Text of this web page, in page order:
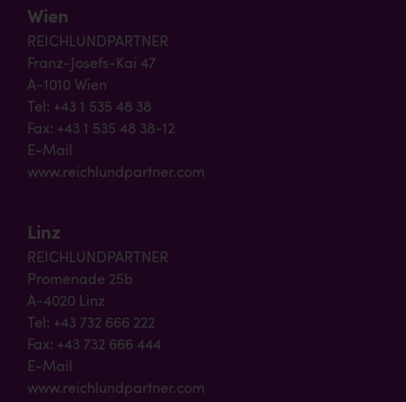
Wien
REICHLUNDPARTNER
Franz-Josefs-Kai 47
A-1010 Wien
Tel: +43 1 535 48 38
Fax: +43 1 535 48 38-12
E-Mail
www.reichlundpartner.com
Linz
REICHLUNDPARTNER
Promenade 25b
A-4020 Linz
Tel: +43 732 666 222
Fax: +43 732 666 444
E-Mail
www.reichlundpartner.com